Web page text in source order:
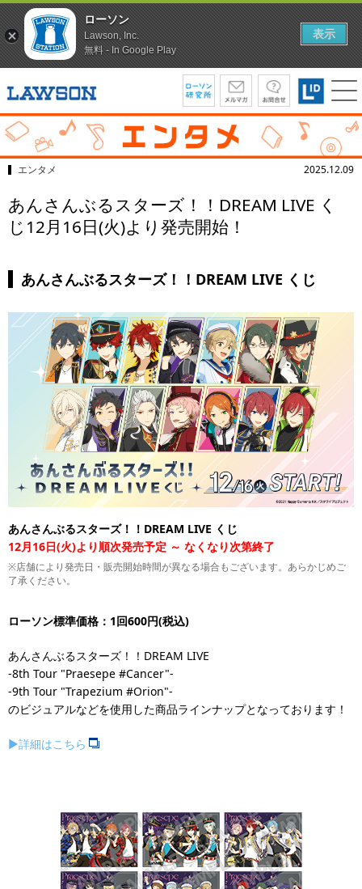
エンタメ 2025.12.09
あんさんぶるスターズ！！DREAM LIVE く
じ12月16日(火)より発売開始！
あんさんぶるスターズ！！DREAM LIVE くじ
あんさんぶるスターズ！！DREAM LIVE くじ
12月16日(火)より順次発売予定 ～ なくなり次第終了
※店舗により発売日・販売開始時間が異なる場合もございます。あらかじめご
了承ください。
ローソン標準価格：1回600円(税込)
あんさんぶるスターズ！！DREAM LIVE
-8th Tour "Praesepe #Cancer"-
-9th Tour "Trapezium #Orion"-
のビジュアルなどを使用した商品ラインナップとなっております！
▶詳細はこちら
ローソン
Lawson, Inc.
無料 - In Google Play
表示